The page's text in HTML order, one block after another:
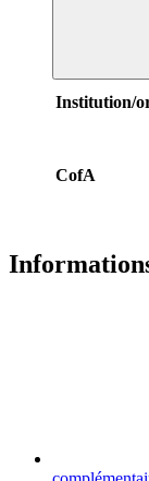
Institution/
CofA